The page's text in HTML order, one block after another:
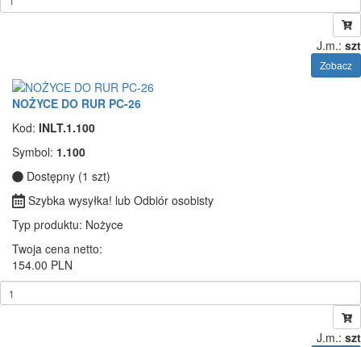
J.m.: szt
Zobacz
NOŻYCE DO RUR PC-26
Kod: INLT.1.100
Symbol: 1.100
Dostępny (1 szt)
Szybka wysyłka! lub Odbiór osobisty
Typ produktu: Nożyce
Twoja cena netto:
154.00 PLN
J.m.: szt